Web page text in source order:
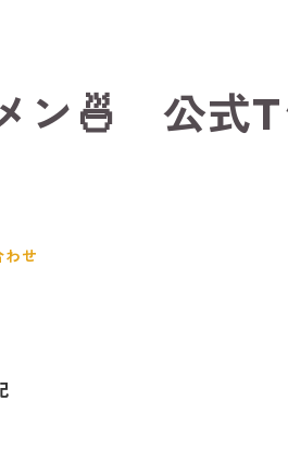
ン🍜 公式T
わせ